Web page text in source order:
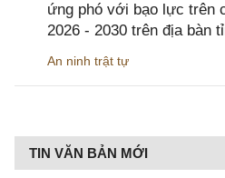
ứng phó với bạo lực trên
2026 - 2030 trên địa bàn
An ninh trật tự
TIN VĂN BẢN MỚI